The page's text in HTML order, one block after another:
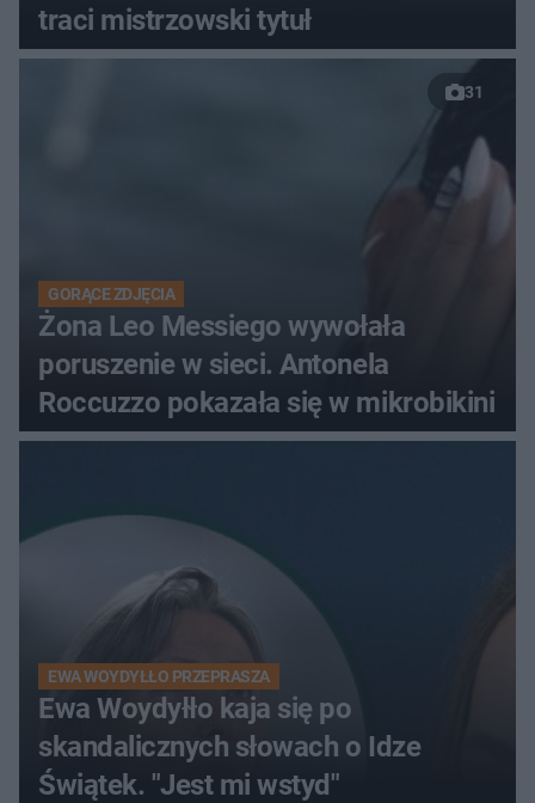
traci mistrzowski tytuł
31
GORĄCE ZDJĘCIA
Żona Leo Messiego wywołała
poruszenie w sieci. Antonela
Roccuzzo pokazała się w mikrobikini
EWA WOYDYŁŁO PRZEPRASZA
Ewa Woydyłło kaja się po
skandalicznych słowach o Idze
Świątek. "Jest mi wstyd"